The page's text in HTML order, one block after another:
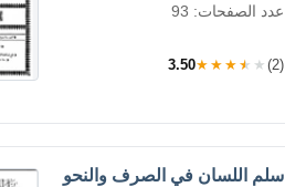
عدد الصفحات: 93
3.50★★★★★ (2)
سلم اللسان في الصرف والنحو